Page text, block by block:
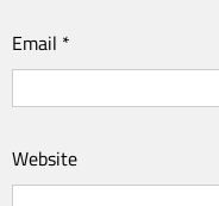
Email *
Website